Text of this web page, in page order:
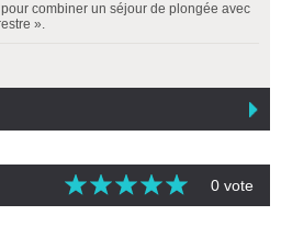
combiner un séjour de plongée avec
».
0 vote